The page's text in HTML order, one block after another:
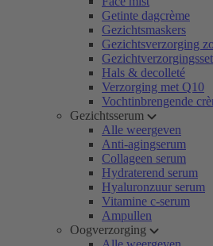
Getinte dagcrème
Gezichtsmaskers
Gezichtsverzorging
Hals & decolleté
Verzorging met Q10
Vochtinbrengende
Gezichtsserum
Alle weergeven
Anti-agingserum
Collageen serum
Hydraterend serum
Hyaluronzuur serum
Vitamine c-serum
Ampullen
Oogverzorging